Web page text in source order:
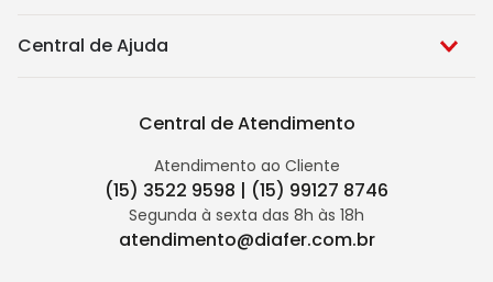
Central de Ajuda
Central de Atendimento
Atendimento ao Cliente
(15) 3522 9598 | (15) 99127 8746
Segunda à sexta das 8h às 18h
atendimento@diafer.com.br